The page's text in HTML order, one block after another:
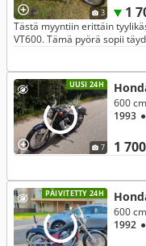
3 1
Tästä myyntiin erittäin
VT600. Tämä pyörä sopii
UUSI 24H
7 1
600
1993
PÄIVITETTY 24H
600
1992